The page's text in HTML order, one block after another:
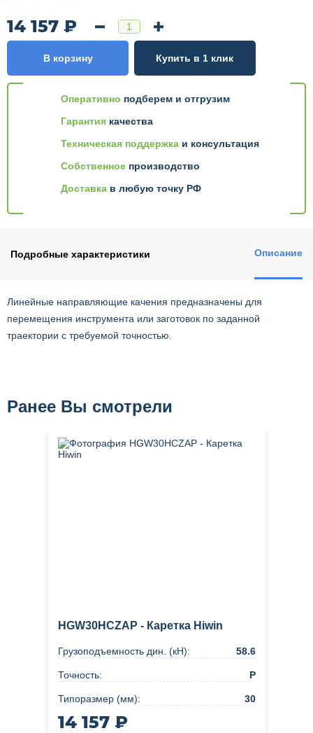
Оперативно подберем и отгрузим
Гарантия качества
Техническая поддержка и консультация
Собственное производство
Доставка в любую точку РФ
14 157 ₽
В корзину Купить в 1 клик
Подробные характеристики Описание
Линейные направляющие качения предназначены для
перемещения инструмента или заготовок по заданной
траектории с требуемой точностью.
Ранее Вы смотрели
HGW30HCZAP - Каретка Hiwin
Грузоподъемность дин. (кН): 58.6
Точность: Р
Типоразмер (мм): 30
14 157 ₽